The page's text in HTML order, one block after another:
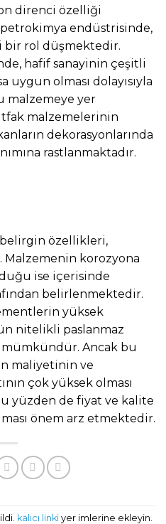
direnci özelliği
petrokimya endüstrisinde,
bir rol düşmektedir.
hafif sanayinin çeşitli
uygun olması dolayısıyla
malzemeye yer
malzemelerinin
dekorasyonlarında
rastlanmaktadır.
özellikleri,
Malzemenin korozyona
ise içerisinde
belirlenmektedir.
yüksek
nitelikli paslanmaz
Ancak bu
maliyetinin ve
çok yüksek olması
yüzden de fiyat ve kalite
önem arz etmektedir.
kalıcı linki yer imlerine ekleyin.